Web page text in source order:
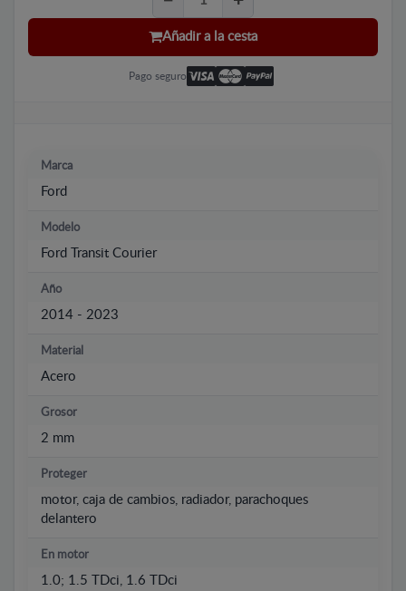
Añadir a la cesta
Pago seguro
Marca
Ford
Modelo
Ford Transit Courier
Año
2014 - 2023
Material
Acero
Grosor
2 mm
Proteger
motor, caja de cambios, radiador, parachoques
delantero
En motor
1.0; 1.5 TDci, 1.6 TDci